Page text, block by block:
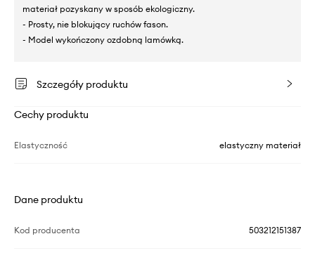
materiał pozyskany w sposób ekologiczny.
- Prosty, nie blokujący ruchów fason.
- Model wykończony ozdobną lamówką.
Szczegóły produktu
Cechy produktu
Elastyczność elastyczny materiał
Dane produktu
Kod producenta 503212151387